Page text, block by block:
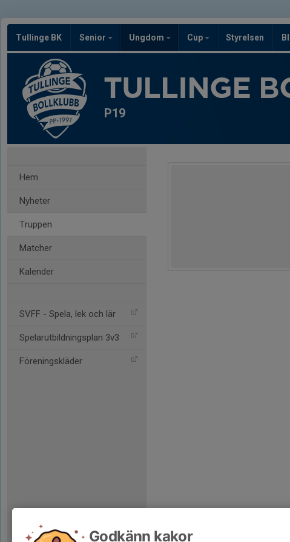
Tullinge BK Senior Ungdom Cup Styrelsen
TULLINGE
P19
Hem
Nyheter
Truppen
Matcher
Kalender
SVFF - Spela, lek och lär
Spelarutbildningsplan 3v3
Föreningskläder
Godkänn kakor